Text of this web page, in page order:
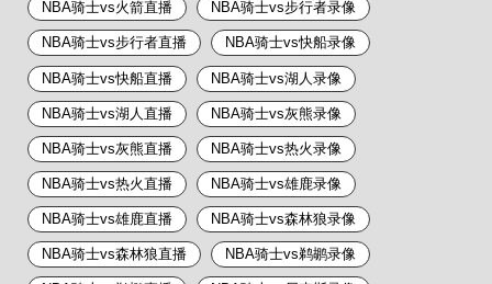
NBA骑士vs火箭直播 NBA骑士vs步行者录像
NBA骑士vs步行者直播 NBA骑士vs快船录像
NBA骑士vs快船直播 NBA骑士vs湖人录像
NBA骑士vs湖人直播 NBA骑士vs灰熊录像
NBA骑士vs灰熊直播 NBA骑士vs热火录像
NBA骑士vs热火直播 NBA骑士vs雄鹿录像
NBA骑士vs雄鹿直播 NBA骑士vs森林狼录像
NBA骑士vs森林狼直播 NBA骑士vs鹈鹕录像